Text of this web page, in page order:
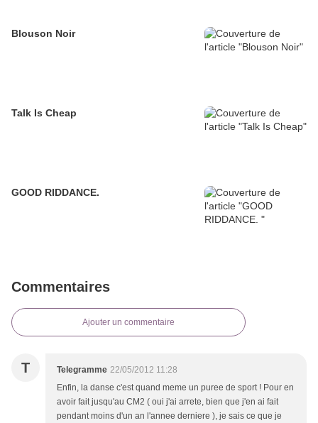
Blouson Noir
Talk Is Cheap
GOOD RIDDANCE.
Commentaires
Ajouter un commentaire
T Telegramme 22/05/2012 11:28
Enfin, la danse c'est quand meme un puree de sport ! Pour en
avoir fait jusqu'au CM2 ( oui j'ai arrete, bien que j'en ai fait
pendant moins d'un an l'annee derniere ), je sais ce que je